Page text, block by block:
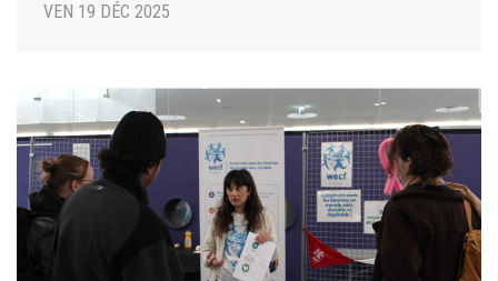
VEN 19 DÉC 2025